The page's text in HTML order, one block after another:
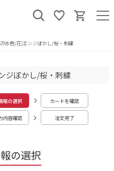
水色/花|エンジぼかし/桜・刺繍
の選択
ジぼかし/桜・刺繍
報の選択 カートを確認
内容確認 注文完了